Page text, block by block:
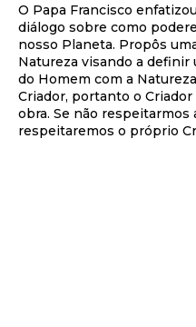
O Papa Francisco
diálogo sobre como
nosso Planeta. Propôs
Natureza visando a
do Homem com a
Criador, portanto o
obra. Se não respeitarmos
respeitaremos o próprio